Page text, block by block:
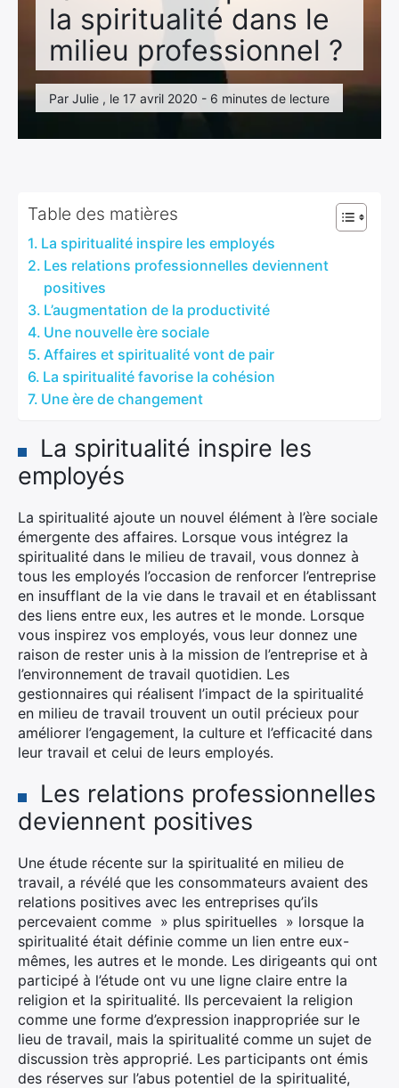
la spiritualité dans le
milieu professionnel ?
Par Julie , le 17 avril 2020 - 6 minutes de lecture
Table des matières
La spiritualité inspire les employés
Les relations professionnelles deviennent
positives
L’augmentation de la productivité
Une nouvelle ère sociale
Affaires et spiritualité vont de pair
La spiritualité favorise la cohésion
Une ère de changement
La spiritualité inspire les
employés
La spiritualité ajoute un nouvel élément à l’ère sociale
émergente des affaires. Lorsque vous intégrez la
spiritualité dans le milieu de travail, vous donnez à
tous les employés l’occasion de renforcer l’entreprise
en insufflant de la vie dans le travail et en établissant
des liens entre eux, les autres et le monde. Lorsque
vous inspirez vos employés, vous leur donnez une
raison de rester unis à la mission de l’entreprise et à
l’environnement de travail quotidien. Les
gestionnaires qui réalisent l’impact de la spiritualité
en milieu de travail trouvent un outil précieux pour
améliorer l’engagement, la culture et l’efficacité dans
leur travail et celui de leurs employés.
Les relations professionnelles
deviennent positives
Une étude récente sur la spiritualité en milieu de
travail, a révélé que les consommateurs avaient des
relations positives avec les entreprises qu’ils
percevaient comme » plus spirituelles » lorsque la
spiritualité était définie comme un lien entre eux-
mêmes, les autres et le monde. Les dirigeants qui ont
participé à l’étude ont vu une ligne claire entre la
religion et la spiritualité. Ils percevaient la religion
comme une forme d’expression inappropriée sur le
lieu de travail, mais la spiritualité comme un sujet de
discussion très approprié. Les participants ont émis
des réserves sur l’abus potentiel de la spiritualité,